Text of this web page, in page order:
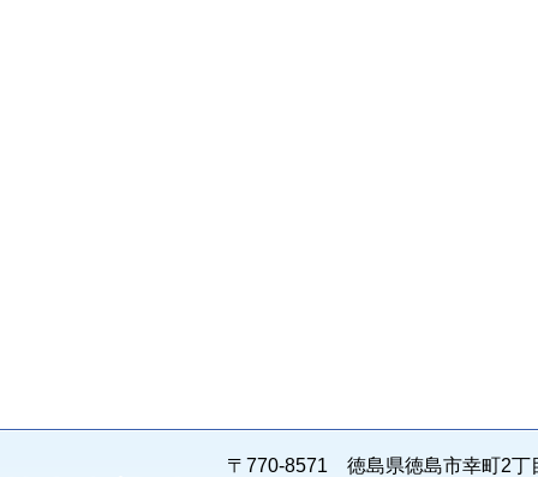
〒770-8571 徳島県徳島市幸町2丁